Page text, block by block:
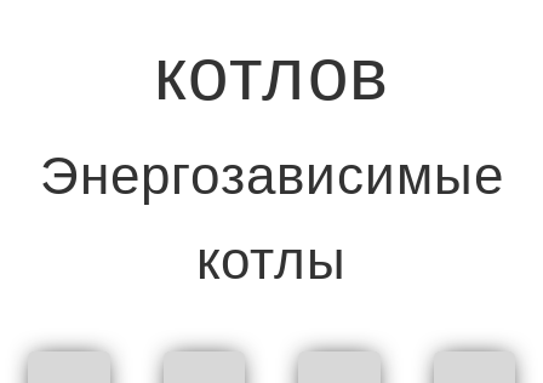
котлов
Энергозависимые
котлы